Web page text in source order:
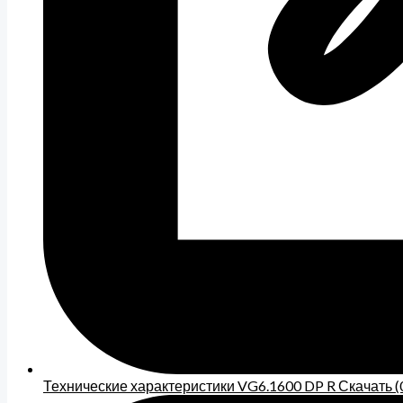
Технические характеристики VG6.1600 DP R Скачать